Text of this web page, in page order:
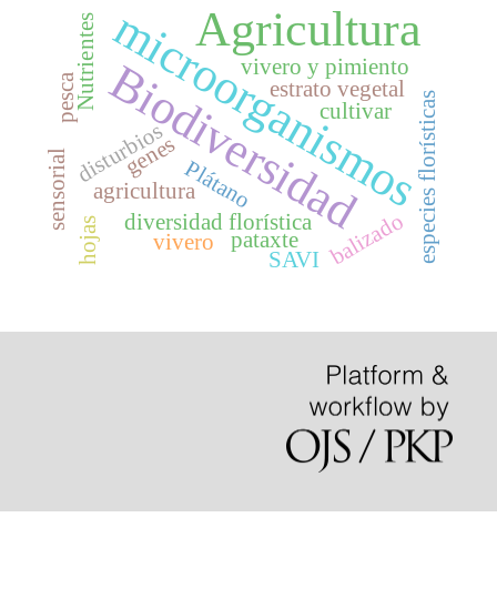
microorganismos
Biodiversidad
Agricultura
Plátano
disturbios
diversidad florística especies florísticas
estrato vegetal
genes
Nutrientes
agricultura
pesca
sensorial
pataxte balizado
vivero y pimiento
vivero
hojas SAVI
cultivar